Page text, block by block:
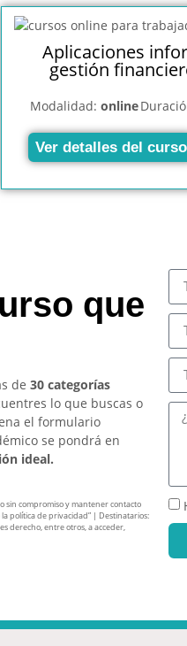
Aplicaciones
gestión
Modalidad: online
Ver detalles del curso
que
de 30 categorías
lo que buscas o
el formulario
se pondrá en
ideal.
sin compromiso y mantener contacto
política de privacidad” | Destinatarios:
derecho, entre otros, a acceder,